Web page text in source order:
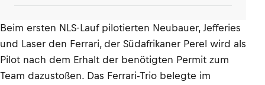
Beim ersten NLS-Lauf pilotierten Neubauer, Jefferies
und Laser den Ferrari, der Südafrikaner Perel wird als
Pilot nach dem Erhalt der benötigten Permit zum
Team dazustoßen. Das Ferrari-Trio belegte im